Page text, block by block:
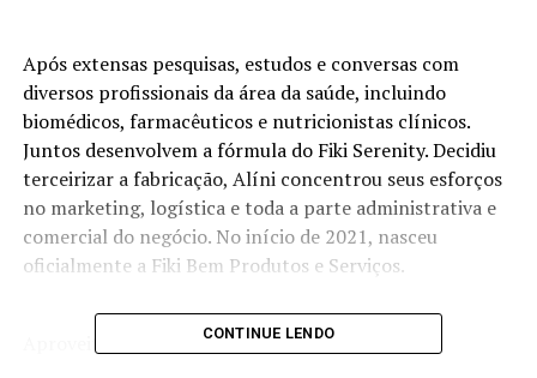
Após extensas pesquisas, estudos e conversas com
diversos profissionais da área da saúde, incluindo
biomédicos, farmacêuticos e nutricionistas clínicos.
Juntos desenvolvem a fórmula do Fiki Serenity. Decidiu
terceirizar a fabricação, Alíni concentrou seus esforços
no marketing, logística e toda a parte administrativa e
comercial do negócio. No início de 2021, nasceu
oficialmente a Fiki Bem Produtos e Serviços.
Aproveitando a estrutura de sua empresa de
CONTINUE LENDO